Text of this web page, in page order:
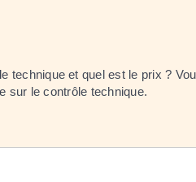
technique et quel est le prix ?
sur le contrôle technique.